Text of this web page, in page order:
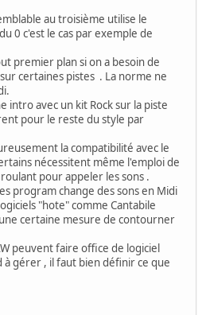
au troisième utilise le
0 c'est le cas par exemple de
premier plan si on a besoin de
certaines pistes . La norme ne
avec un kit Rock sur la piste
pour le reste du style par
la compatibilité avec le
nécessitent même l'emploi de
pour appeler les sons .
program change des sons en Midi
"hote" comme Cantabile
certaine mesure de contourner
peuvent faire office de logiciel
à gérer , il faut bien définir ce que